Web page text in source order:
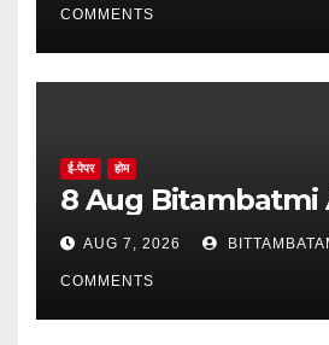
COMMENTS
ई-पेपर होम
8 Aug
AUG 7, 2026
COMMENTS